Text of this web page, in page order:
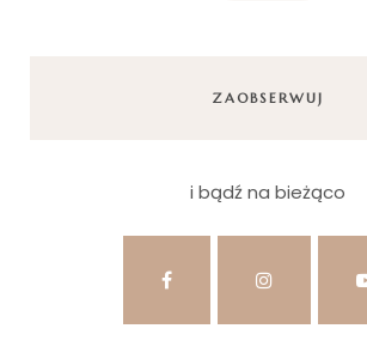
ZAOBSERWUJ
i bądź na bieżąco